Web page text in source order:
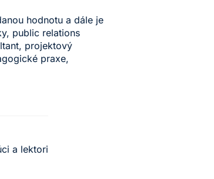
hodnotu a dále je
public relations
projektový
praxe,
a lektori